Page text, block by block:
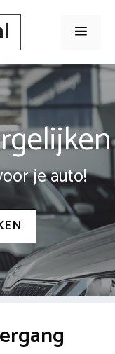
Menu
je auto!